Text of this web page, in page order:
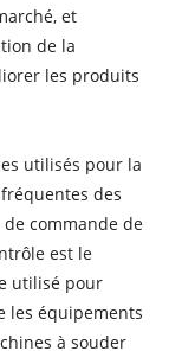
et
de la
les produits
utilisés pour la
des
commande de
est le
utilisé pour
les équipements
à souder